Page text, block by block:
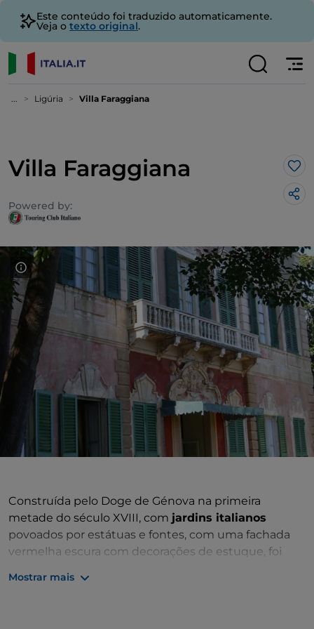
Este conteúdo foi traduzido automaticamente.
Veja o texto original.
... Ligúria Villa Faraggiana
Villa Faraggiana
Powered by:
Construída pelo Doge de Génova na primeira
metade do século XVIII, com jardins italianos
povoados por estátuas e fontes, com uma fachada
vermelha escura com decorações de estuque, foi
Mostrar mais